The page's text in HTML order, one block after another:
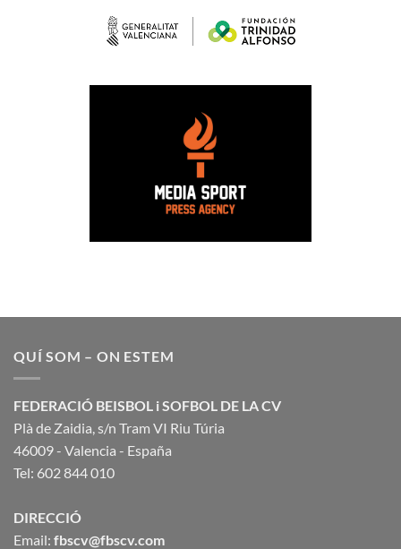
QUÍ SOM – ON ESTEM
FEDERACIÓ BEISBOL i SOFBOL DE LA CV
Plà de Zaidia, s/n Tram VI Riu Túria
46009 - Valencia - España
Tel: 602 844 010
DIRECCIÓ
Email: fbscv@fbscv.com